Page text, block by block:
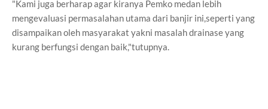
"Kami juga berharap agar kiranya Pemko medan lebih
mengevaluasi permasalahan utama dari banjir ini,seperti yang
disampaikan oleh masyarakat yakni masalah drainase yang
kurang berfungsi dengan baik,"tutupnya.